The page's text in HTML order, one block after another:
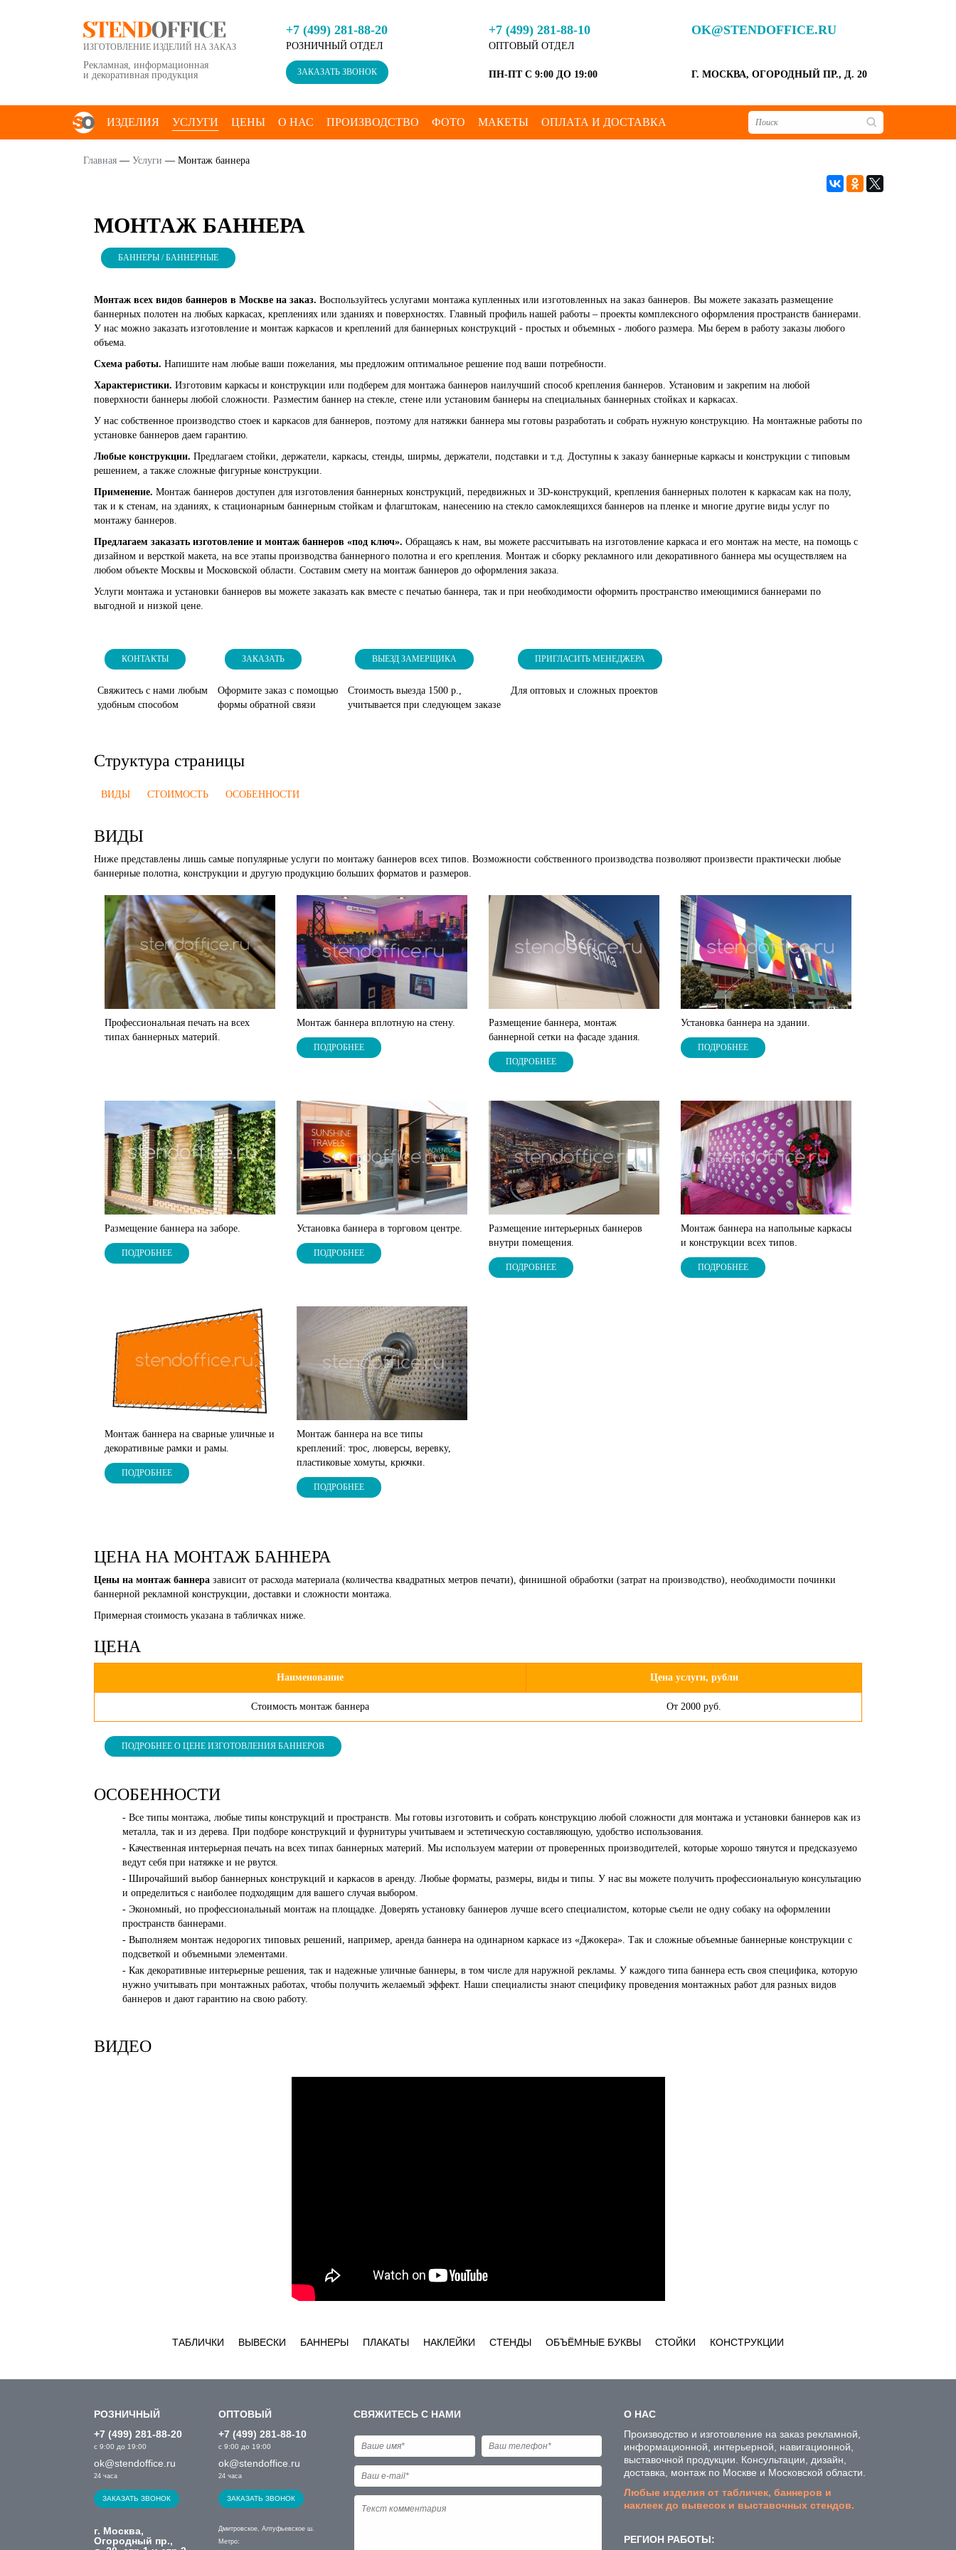
ИЗГОТОВЛЕНИЕ ИЗДЕЛИЙ НА ЗАКАЗ
Рекламная, информационная
и декоративная продукция
+7 (499) 281-88-20
РОЗНИЧНЫЙ ОТДЕЛ
ЗАКАЗАТЬ ЗВОНОК
+7 (499) 281-88-10
ОПТОВЫЙ ОТДЕЛ
ПН-ПТ С 9:00 ДО 19:00
OK@STENDOFFICE.RU
Г. МОСКВА, ОГОРОДНЫЙ ПР., Д. 20
ИЗДЕЛИЯ УСЛУГИ ЦЕНЫ О НАС ПРОИЗВОДСТВО ФОТО МАКЕТЫ ОПЛАТА И ДОСТАВКА
КОНТАКТЫ
Главная — Услуги — Монтаж баннера
МОНТАЖ БАННЕРА
БАННЕРЫ / БАННЕРНЫЕ
Монтаж всех видов баннеров в Москве на заказ. Воспользуйтесь услугами монтажа купленных или изготовленных на заказ баннеров. Вы можете заказать размещение
баннерных полотен на любых каркасах, креплениях или зданиях и поверхностях. Главный профиль нашей работы – проекты комплексного оформления пространств баннерами.
У нас можно заказать изготовление и монтаж каркасов и креплений для баннерных конструкций - простых и объемных - любого размера. Мы берем в работу заказы любого
объема.
Схема работы. Напишите нам любые ваши пожелания, мы предложим оптимальное решение под ваши потребности.
Характеристики. Изготовим каркасы и конструкции или подберем для монтажа баннеров наилучший способ крепления баннеров. Установим и закрепим на любой
поверхности баннеры любой сложности. Разместим баннер на стекле, стене или установим баннеры на специальных баннерных стойках и каркасах.
У нас собственное производство стоек и каркасов для баннеров, поэтому для натяжки баннера мы готовы разработать и собрать нужную конструкцию. На монтажные работы по
установке баннеров даем гарантию.
Любые конструкции. Предлагаем стойки, держатели, каркасы, стенды, ширмы, держатели, подставки и т.д. Доступны к заказу баннерные каркасы и конструкции с типовым
решением, а также сложные фигурные конструкции.
Применение. Монтаж баннеров доступен для изготовления баннерных конструкций, передвижных и 3D-конструкций, крепления баннерных полотен к каркасам как на полу,
так и к стенам, на зданиях, к стационарным баннерным стойкам и флагштокам, нанесению на стекло самоклеящихся баннеров на пленке и многие другие виды услуг по
монтажу баннеров.
Предлагаем заказать изготовление и монтаж баннеров «под ключ». Обращаясь к нам, вы можете рассчитывать на изготовление каркаса и его монтаж на месте, на помощь с
дизайном и версткой макета, на все этапы производства баннерного полотна и его крепления. Монтаж и сборку рекламного или декоративного баннера мы осуществляем на
любом объекте Москвы и Московской области. Составим смету на монтаж баннеров до оформления заказа.
Услуги монтажа и установки баннеров вы можете заказать как вместе с печатью баннера, так и при необходимости оформить пространство имеющимися баннерами по
выгодной и низкой цене.
КОНТАКТЫ
Свяжитесь с нами любым
удобным способом
ЗАКАЗАТЬ
Оформите заказ с помощью
формы обратной связи
ВЫЕЗД ЗАМЕРЩИКА
Стоимость выезда 1500 р.,
учитывается при следующем заказе
ПРИГЛАСИТЬ МЕНЕДЖЕРА
Для оптовых и сложных проектов
Структура страницы
ВИДЫ СТОИМОСТЬ ОСОБЕННОСТИ
ВИДЫ
Ниже представлены лишь самые популярные услуги по монтажу баннеров всех типов. Возможности собственного производства позволяют произвести практически любые
баннерные полотна, конструкции и другую продукцию больших форматов и размеров.
Профессиональная печать на всех
типах баннерных материй.
Монтаж баннера вплотную на стену.
ПОДРОБНЕЕ
Размещение баннера, монтаж
баннерной сетки на фасаде здания.
ПОДРОБНЕЕ
Установка баннера на здании.
ПОДРОБНЕЕ
Размещение баннера на заборе.
ПОДРОБНЕЕ
Установка баннера в торговом центре.
ПОДРОБНЕЕ
Размещение интерьерных баннеров
внутри помещения.
ПОДРОБНЕЕ
Монтаж баннера на напольные каркасы
и конструкции всех типов.
ПОДРОБНЕЕ
Монтаж баннера на сварные уличные и
декоративные рамки и рамы.
ПОДРОБНЕЕ
Монтаж баннера на все типы
креплений: трос, люверсы, веревку,
пластиковые хомуты, крючки.
ПОДРОБНЕЕ
ЦЕНА НА МОНТАЖ БАННЕРА
Цены на монтаж баннера зависит от расхода материала (количества квадратных метров печати), финишной обработки (затрат на производство), необходимости починки
баннерной рекламной конструкции, доставки и сложности монтажа.
Примерная стоимость указана в табличках ниже.
ЦЕНА
Наименование Цена услуги, рубли
Стоимость монтаж баннера От 2000 руб.
ПОДРОБНЕЕ О ЦЕНЕ ИЗГОТОВЛЕНИЯ БАННЕРОВ
ОСОБЕННОСТИ
- Все типы монтажа, любые типы конструкций и пространств. Мы готовы изготовить и собрать конструкцию любой сложности для монтажа и установки баннеров как из
металла, так и из дерева. При подборе конструкций и фурнитуры учитываем и эстетическую составляющую, удобство использования.
- Качественная интерьерная печать на всех типах баннерных материй. Мы используем материи от проверенных производителей, которые хорошо тянутся и предсказуемо
ведут себя при натяжке и не рвутся.
- Широчайший выбор баннерных конструкций и каркасов в аренду. Любые форматы, размеры, виды и типы. У нас вы можете получить профессиональную консультацию
и определиться с наиболее подходящим для вашего случая выбором.
- Экономный, но профессиональный монтаж на площадке. Доверять установку баннеров лучше всего специалистом, которые съели не одну собаку на оформлении
пространств баннерами.
- Выполняем монтаж недорогих типовых решений, например, аренда баннера на одинарном каркасе из «Джокера». Так и сложные объемные баннерные конструкции с
подсветкой и объемными элементами.
- Как декоративные интерьерные решения, так и надежные уличные баннеры, в том числе для наружной рекламы. У каждого типа баннера есть своя специфика, которую
нужно учитывать при монтажных работах, чтобы получить желаемый эффект. Наши специалисты знают специфику проведения монтажных работ для разных видов
баннеров и дают гарантию на свою работу.
ВИДЕО
ТАБЛИЧКИ ВЫВЕСКИ БАННЕРЫ ПЛАКАТЫ НАКЛЕЙКИ СТЕНДЫ ОБЪЁМНЫЕ БУКВЫ СТОЙКИ КОНСТРУКЦИИ
РОЗНИЧНЫЙ
+7 (499) 281-88-20
с 9:00 до 19:00
ok@stendoffice.ru
24 часа
ЗАКАЗАТЬ ЗВОНОК
ОПТОВЫЙ
+7 (499) 281-88-10
с 9:00 до 19:00
ok@stendoffice.ru
24 часа
ЗАКАЗАТЬ ЗВОНОК
г. Москва,
Огородный пр.,
Дмитровское, Алтуфьевское ш.
Метро:
СВЯЖИТЕСЬ С НАМИ
О НАС
Производство и изготовление на заказ рекламной,
информационной, интерьерной, навигационной,
выставочной продукции. Консультации, дизайн,
доставка, монтаж по Москве и Московской области.
Любые изделия от табличек, баннеров и
наклеек до вывесок и выставочных стендов.
РЕГИОН РАБОТЫ: